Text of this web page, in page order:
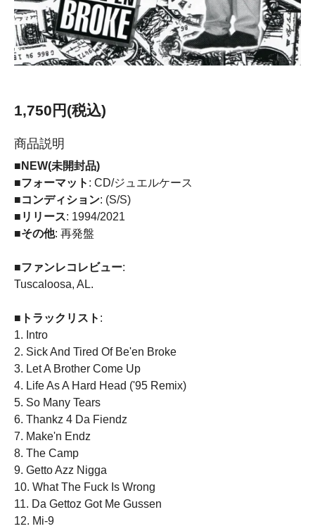
1,750円(税込)
商品説明
■NEW(未開封品)
■フォーマット : CD/ジュエルケース
■コンディション: (S/S)
■リリース: 1994/2021
■その他: 再発盤
■ファンレコレビュー:
Tuscaloosa, AL.
■トラックリスト :
1. Intro
2. Sick And Tired Of Be'en Broke
3. Let A Brother Come Up
4. Life As A Hard Head ('95 Remix)
5. So Many Tears
6. Thankz 4 Da Fiendz
7. Make'n Endz
8. The Camp
9. Getto Azz Nigga
10. What The Fuck Is Wrong
11. Da Gettoz Got Me Gussen
12. Mi-9